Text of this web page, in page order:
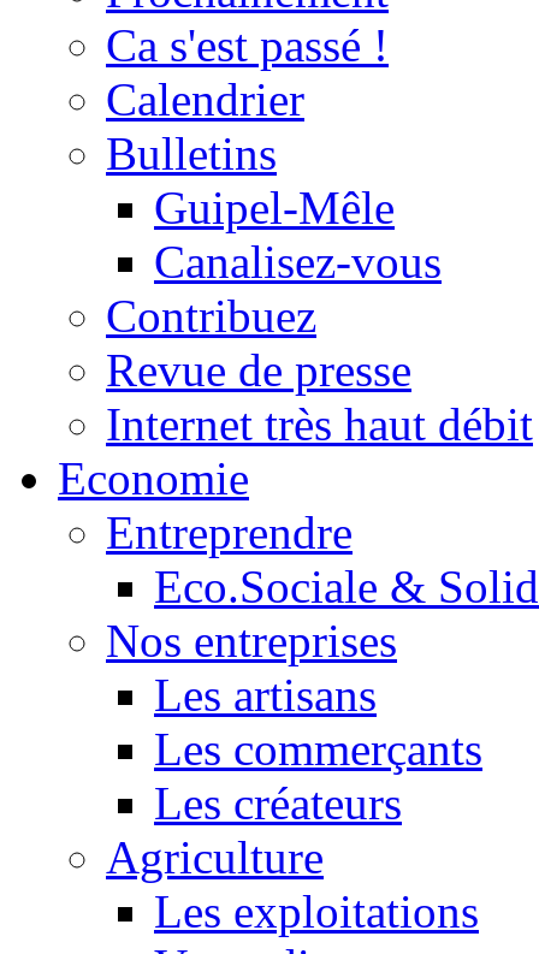
Ca s'est passé !
Calendrier
Bulletins
Guipel-Mêle
Canalisez-vous
Contribuez
Revue de presse
Internet très haut débit
Economie
Entreprendre
Eco.Sociale &
Nos entreprises
Les artisans
Les commerçants
Les créateurs
Agriculture
Les exploitations